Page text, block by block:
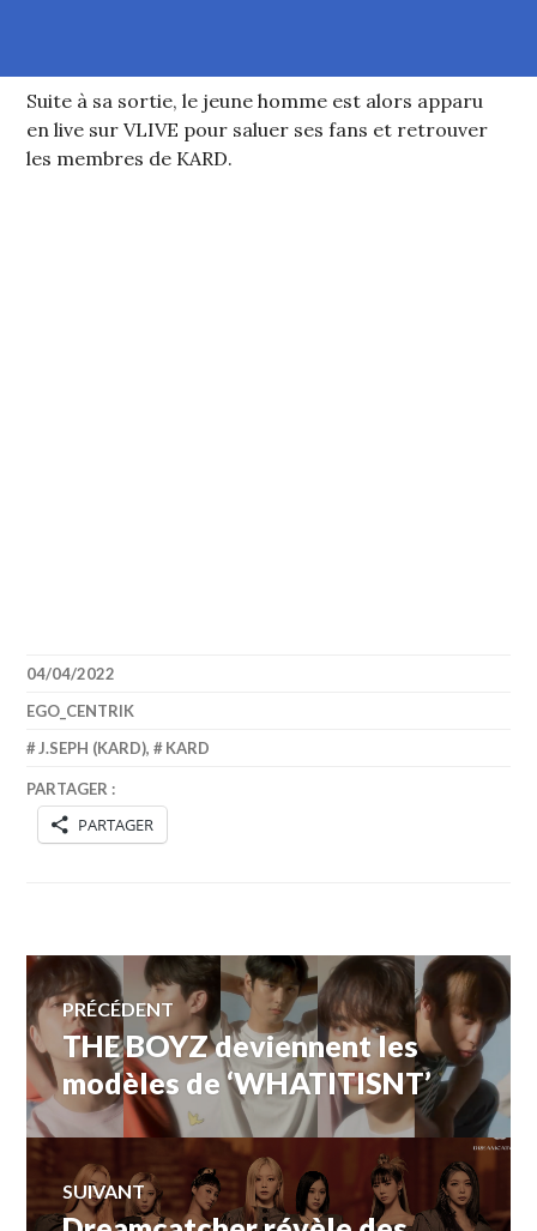
Suite à sa sortie, le jeune homme est alors apparu
en live sur VLIVE pour saluer ses fans et retrouver
les membres de KARD.
04/04/2022
EGO_CENTRIK
J.SEPH (KARD), KARD
PARTAGER :
PARTAGER
Navigation
de
l’article
PRÉCÉDENT
Article
précédent :
THE BOYZ deviennent les
modèles de ‘WHATITISNT’
SUIVANT
Article